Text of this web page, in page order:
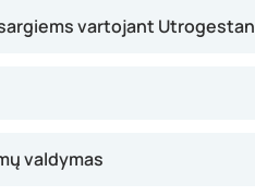
vartojant Utrogestan
valdymas